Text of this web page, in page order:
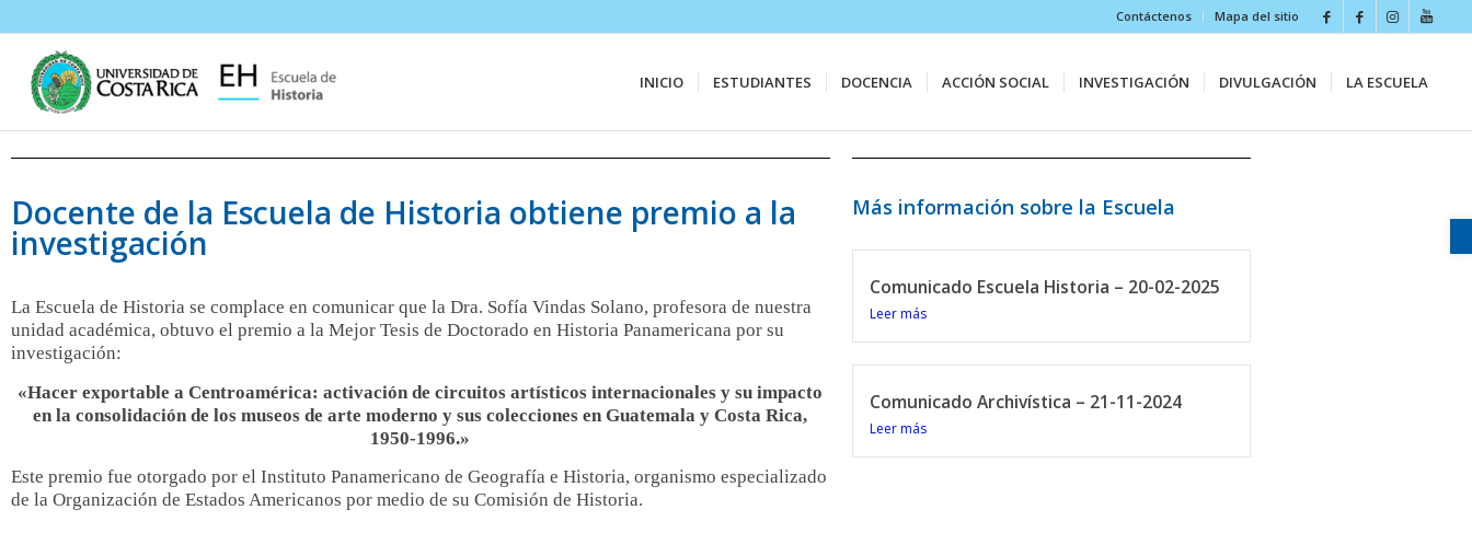
Contáctenos Mapa del sitio
INICIO ESTUDIANTES DOCENCIA ACCIÓN SOCIAL INVESTIGACIÓN DIVULGACIÓN LA ESCUELA
Docente de la Escuela de Historia obtiene premio a la
investigación
La Escuela de Historia se complace en comunicar que la Dra. Sofía Vindas Solano, profesora de nuestra
unidad académica, obtuvo el premio a la Mejor Tesis de Doctorado en Historia Panamericana por su
investigación:
«Hacer exportable a Centroamérica: activación de circuitos artísticos internacionales y su impacto
en la consolidación de los museos de arte moderno y sus colecciones en Guatemala y Costa Rica,
1950-1996.»
Este premio fue otorgado por el Instituto Panamericano de Geografía e Historia, organismo especializado
de la Organización de Estados Americanos por medio de su Comisión de Historia.
Más información sobre la Escuela
Comunicado Escuela Historia – 20-02-2025
Leer más
Comunicado Archivística – 21-11-2024
Leer más